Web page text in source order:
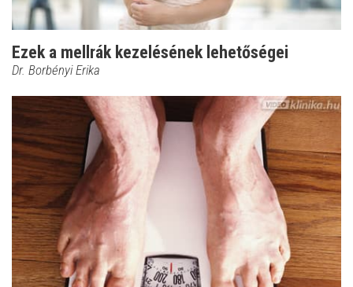
Ezek a mellrák kezelésének lehetőségei
Dr. Borbényi Erika